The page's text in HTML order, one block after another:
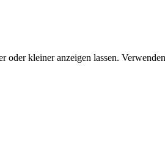
oder kleiner anzeigen lassen.